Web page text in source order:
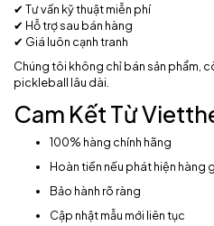
✔ Tư vấn kỹ thuật miễn phí
✔ Hỗ trợ sau bán hàng
✔ Giá luôn cạnh tranh
Chúng tôi không chỉ bán sản phẩm,
pickleball lâu dài.
Cam Kết Từ
100% hàng chính hãng
Hoàn tiền nếu phát hiện hàng
Bảo hành rõ ràng
Cập nhật mẫu mới liên tục